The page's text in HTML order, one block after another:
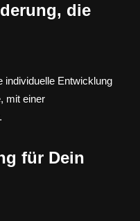
die
individuelle Entwicklung
mit einer
für Dein